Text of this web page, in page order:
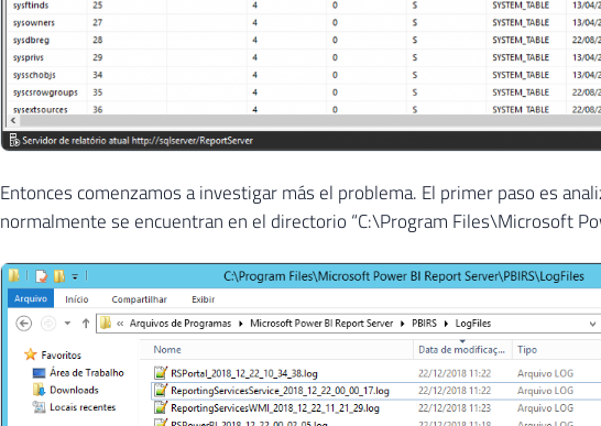
Entonces comenzamos a investigar más el problema. El primer paso es
normalmente se encuentran en el directorio “C:\Program Files\Microsoft